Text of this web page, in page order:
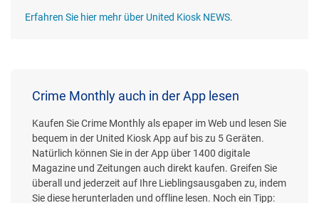
Erfahren Sie hier mehr über United Kiosk NEWS.
Crime Monthly auch in der App lesen
Kaufen Sie Crime Monthly als epaper im Web und lesen Sie
bequem in der United Kiosk App auf bis zu 5 Geräten.
Natürlich können Sie in der App über 1400 digitale
Magazine und Zeitungen auch direkt kaufen. Greifen Sie
überall und jederzeit auf Ihre Lieblingsausgaben zu, indem
Sie diese herunterladen und offline lesen. Noch ein Tipp: